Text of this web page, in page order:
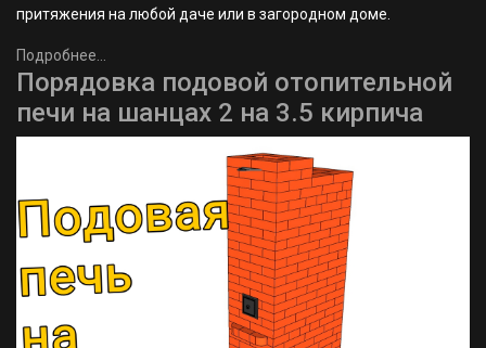
притяжения на любой даче или в загородном доме.
Подробнее...
Порядовка подовой отопительной
печи на шанцах 2 на 3.5 кирпича